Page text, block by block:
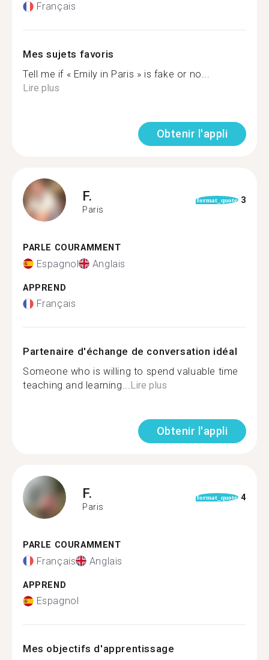
Français
Mes sujets favoris
Tell me if « Emily in Paris » is fake or no...
Lire plus
Obtenir l'appli
F.
Paris
format_quote 3
PARLE COURAMMENT
Espagnol Anglais
APPREND
Français
Partenaire d'échange de conversation idéal
Someone who is willing to spend valuable time
teaching and learning...Lire plus
Obtenir l'appli
F.
Paris
format_quote 4
PARLE COURAMMENT
Français Anglais
APPREND
Espagnol
Mes objectifs d'apprentissage